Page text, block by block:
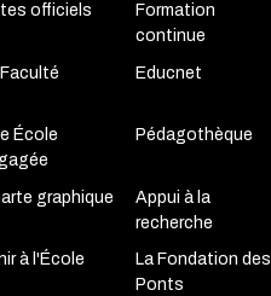
officiels
Formation
continue
Educnet
École
Pédagothèque
graphique
Appui à la
recherche
à l'École
La Fondation des
Ponts